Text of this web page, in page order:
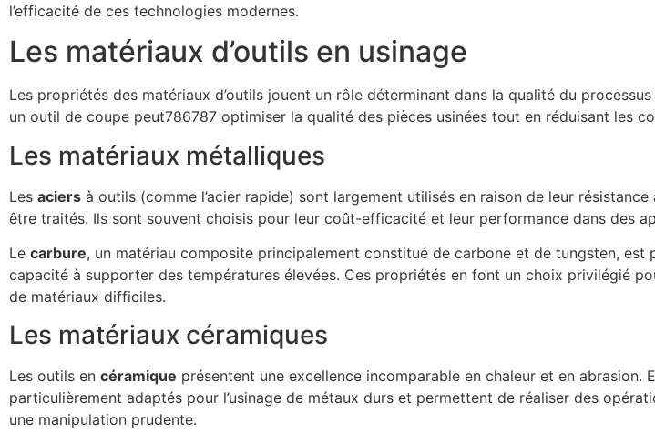
l’efficacité de ces technologies modernes.
Les matériaux d’outils en usinage
Les propriétés des matériaux d’outils jouent un rôle déterminant dans la qualité du
un outil de coupe peut786787 optimiser la qualité des pièces usinées tout en réduisant les
Les matériaux métalliques
Les aciers à outils (comme l’acier rapide) sont largement utilisés en raison de leur
être traités. Ils sont souvent choisis pour leur coût-efficacité et leur performance dans des
Le carbure, un matériau composite principalement constitué de carbone et de tungsten,
capacité à supporter des températures élevées. Ces propriétés en font un choix privilégié
de matériaux difficiles.
Les matériaux céramiques
Les outils en céramique présentent une excellence incomparable en chaleur et en abrasion.
particulièrement adaptés pour l’usinage de métaux durs et permettent de réaliser des
une manipulation prudente.